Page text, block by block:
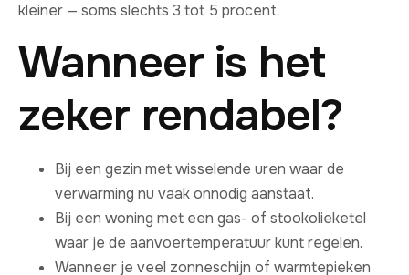
kleiner — soms slechts 3 tot 5 procent.
Wanneer is het
zeker rendabel?
Bij een gezin met wisselende uren waar de
verwarming nu vaak onnodig aanstaat.
Bij een woning met een gas- of stookolieketel
waar je de aanvoertemperatuur kunt regelen.
Wanneer je veel zonneschijn of warmtepieken